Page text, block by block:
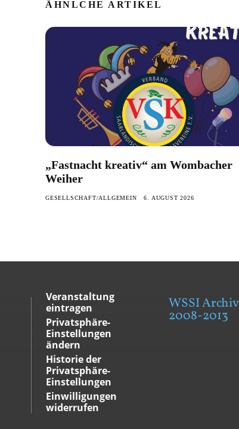
ÄHNLCHE ARTIKEL
„Fastnacht kreativ“ am Wombacher
Weiher
GESELLSCHAFT/ALLGEMEIN 6. AUGUST 2026
Veranstaltung
eintragen
Privatsphäre-
Einstellungen
ändern
Historie der
Privatsphäre-
Einstellungen
Einwilligungen
widerrufen
WSSI Archiv
2008-2013